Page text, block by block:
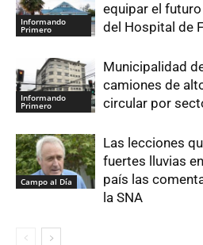
Informando
Primero
equipar el
del Hospital de
Informando
Primero
Municipalidad
camiones de
circular por
Campo al Día
Las lecciones
fuertes lluvias
país las
la SNA